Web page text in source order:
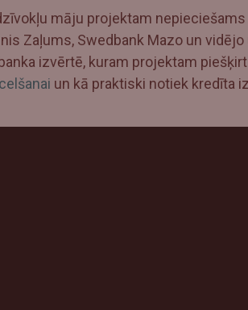
māju projektam
Zaļums, Swedbank Mazo un
izvērtē, kuram projektam piešķirt
un kā praktiski notiek kredīta